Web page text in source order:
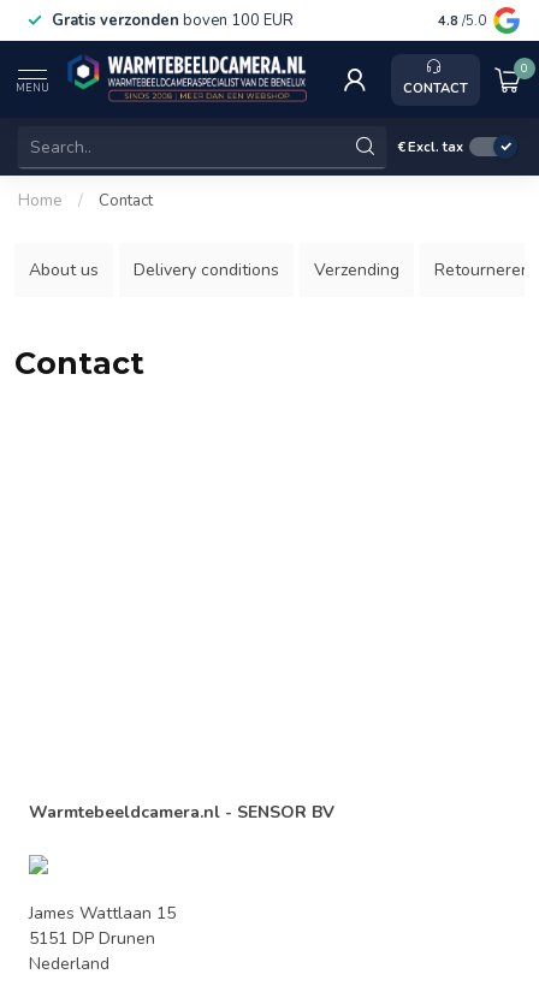
Gratis verzonden boven 100 EUR Service,
4.8 /5.0
MENU CONTACT
0
€Excl. tax
Home / Contact
About us Delivery conditions Verzending Retourneren
Contact
Warmtebeeldcamera.nl - SENSOR BV
James Wattlaan 15
5151 DP Drunen
Nederland